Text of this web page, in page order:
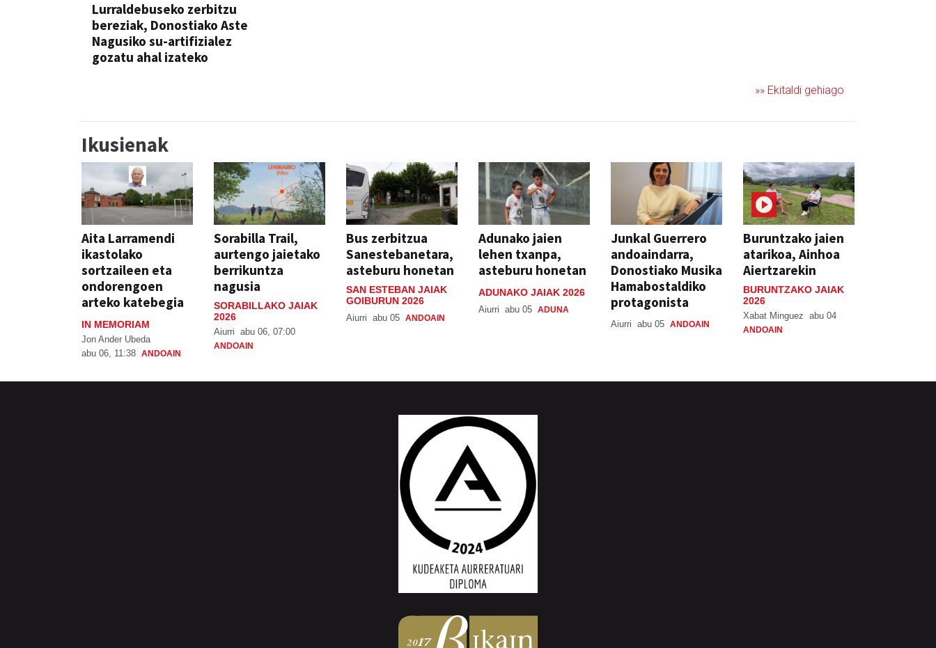
Lurraldebuseko zerbitzu
bereziak, Donostiako Aste
Nagusiko su-artifizialez
gozatu ahal izateko
»» Ekitaldi gehiago
Ikusienak
Aita Larramendi
ikastolako
sortzaileen eta
ondorengoen
arteko katebegia
IN MEMORIAM
Jon Ander Ubeda
abu 06, 11:38 ANDOAIN
Sorabilla Trail,
aurtengo jaietako
berrikuntza
nagusia
SORABILLAKO JAIAK
2026
Aiurri abu 06, 07:00
ANDOAIN
Bus zerbitzua
Sanestebanetara,
asteburu honetan
SAN ESTEBAN JAIAK
GOIBURUN 2026
Aiurri abu 05 ANDOAIN
Adunako jaien
lehen txanpa,
asteburu honetan
ADUNAKO JAIAK 2026
Aiurri abu 05 ADUNA
Junkal Guerrero
andoaindarra,
Donostiako Musika
Hamabostaldiko
protagonista
Aiurri abu 05 ANDOAIN
Buruntzako jaien
atarikoa, Ainhoa
Aiertzarekin
BURUNTZAKO JAIAK
2026
Xabat Minguez abu 04
ANDOAIN